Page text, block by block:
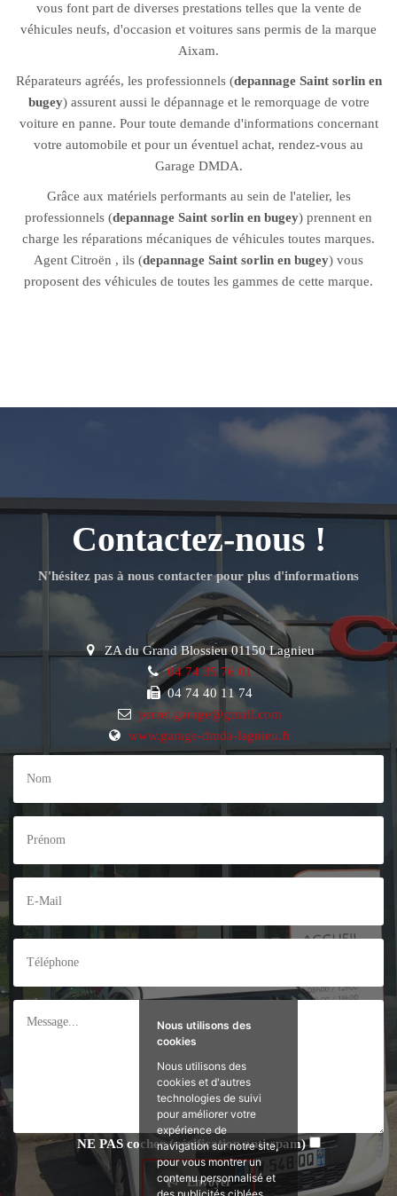
Nous utilisons des
cookies
Nous utilisons des
cookies et d'autres
technologies de suivi
pour améliorer votre
expérience de
navigation sur notre site,
pour vous montrer un
contenu personnalisé et
vous font part de diverses prestations telles que la vente de
véhicules neufs, d'occasion et voitures sans permis de la marque
Aixam.
Réparateurs agréés, les professionnels (depannage Saint sorlin en
bugey) assurent aussi le dépannage et le remorquage de votre
voiture en panne. Pour toute demande d'informations concernant
votre automobile et pour un éventuel achat, rendez-vous au
Garage DMDA.
Grâce aux matériels performants au sein de l'atelier, les
professionnels (depannage Saint sorlin en bugey) prennent en
charge les réparations mécaniques de véhicules toutes marques.
Agent Citroën , ils (depannage Saint sorlin en bugey) vous
proposent des véhicules de toutes les gammes de cette marque.
Contactez-nous !
N'hésitez pas à nous contacter pour plus d'informations
ZA du Grand Blossieu 01150 Lagnieu
04 74 35 76 01
04 74 40 11 74
perret.garage@gmail.com
www.garage-dmda-lagnieu.fr
NE PAScocher (vérification anti-spam)
Envoyer